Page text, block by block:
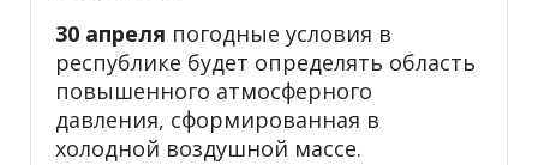
30 апреля погодные условия в
республике будет определять область
повышенного атмосферного
давления, сформированная в
холодной воздушной массе.